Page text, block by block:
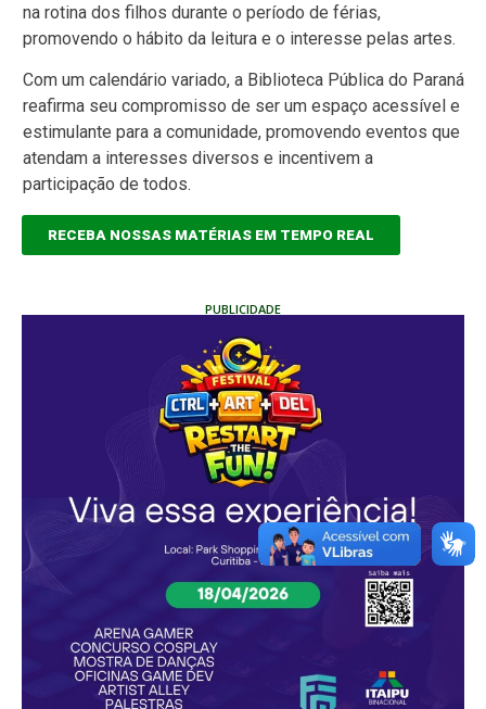
na rotina dos filhos durante o período de férias,
promovendo o hábito da leitura e o interesse pelas artes.
Com um calendário variado, a Biblioteca Pública do Paraná
reafirma seu compromisso de ser um espaço acessível e
estimulante para a comunidade, promovendo eventos que
atendam a interesses diversos e incentivem a
participação de todos.
RECEBA NOSSAS MATÉRIAS EM TEMPO REAL
PUBLICIDADE